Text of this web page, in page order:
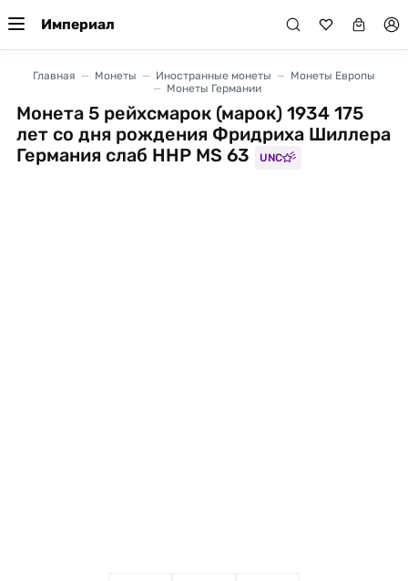
Империал
Главная Монеты Иностранные монеты
Монеты Европы
Монеты Германии
Монета 5 рейхсмарок (марок) 1934 175
лет со дня рождения Фридриха Шиллера
Германия слаб ННР MS 63
UNC